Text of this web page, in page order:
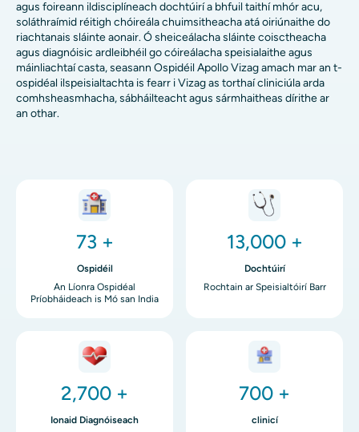
agus foireann ildisciplíneach dochtúirí a bhfuil taithí mhór acu,
soláthraímid réitigh chóireála chuimsitheacha atá oiriúnaithe do
riachtanais sláinte aonair. Ó sheiceálacha sláinte coisctheacha
agus diagnóisic ardleibhéil go cóireálacha speisialaithe agus
máinliachtaí casta, seasann Ospidéil Apollo Vizag amach mar an t-
ospidéal ilspeisialtachta is fearr i Vizag as torthaí cliniciúla arda
comhsheasmhacha, sábháilteacht agus sármhaitheas dírithe ar
an othar.
Íomha
73 +
Ospidéil
An Líonra Ospidéal
Príobháideach is Mó san India
Íomha
13,000 +
Dochtúirí
Rochtain ar Speisialtóirí Barr
Íomha
2,700 +
Ionaid Diagnóiseach
Íomha
700 +
clinicí